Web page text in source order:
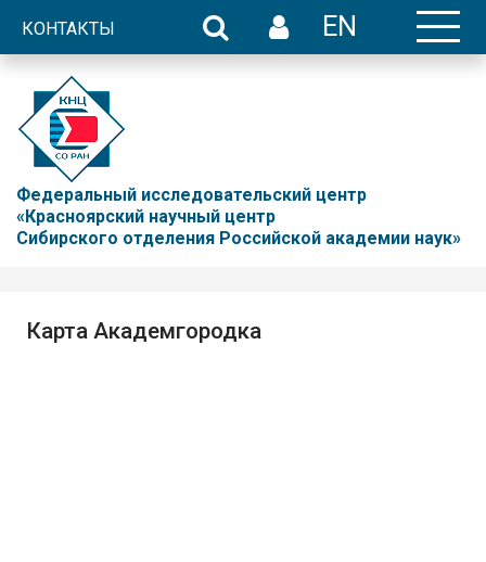
КОНТАКТЫ EN
Федеральный исследовательский центр
«Красноярский научный центр
Сибирского отделения Российской академии наук»
Карта Академгородка